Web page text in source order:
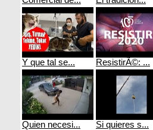
Y que tal se... ResistirÃ©: ...
Quien necesi... Si quieres s...